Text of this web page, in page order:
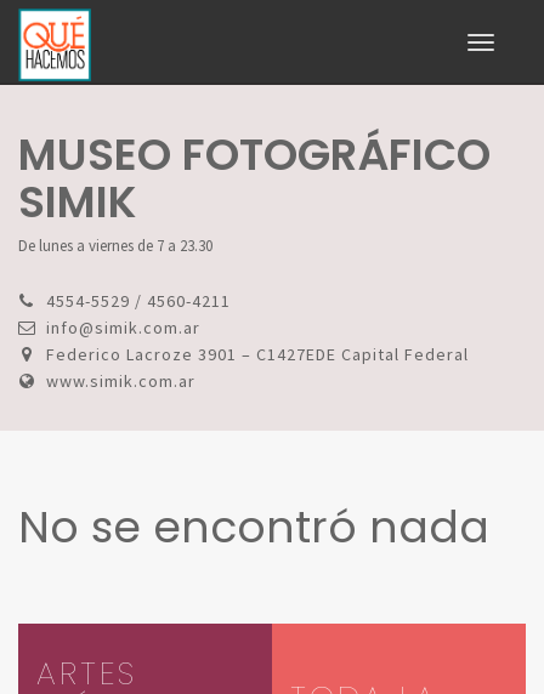
Toggle
MUSEO FOTOGRÁFICO
SIMIK
De lunes a viernes de 7 a 23.30
4554-5529 / 4560-4211
info@simik.com.ar
Federico Lacroze 3901 – C1427EDE Capital Federal
www.simik.com.ar
No se encontró nada
ARTES